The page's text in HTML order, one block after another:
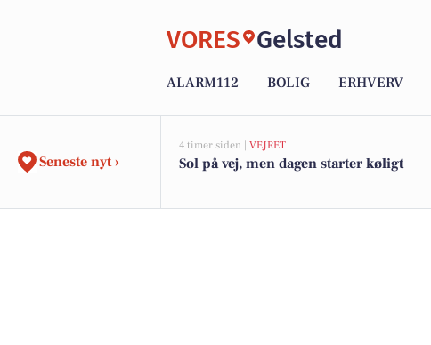
VORES Gelsted
ALARM112 BOLIG ERHVERV
Seneste nyt ›
4 timer siden | VEJRET
Sol på vej, men dagen starter køligt